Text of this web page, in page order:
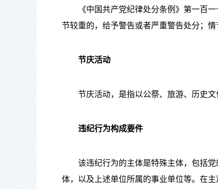
《中国共产党纪律处分条例》第一百一
节较重的，给予警告或者严重警告处分；
节庆活动
节庆活动，是指以公祭、旅游、历史文
违纪行为构成要件
该违纪行为的主体是特殊主体，包括党
体，以及上述单位所属的事业单位等。在